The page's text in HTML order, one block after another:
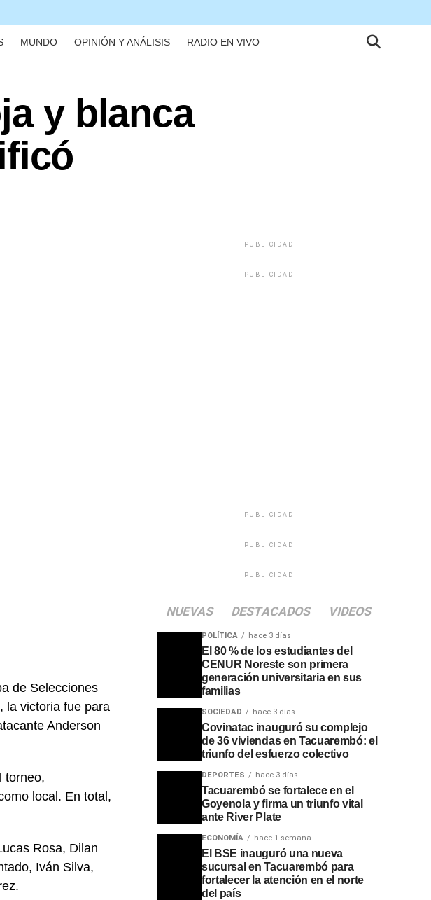
MUNDO OPINIÓN Y ANÁLISIS RADIO EN VIVO
y blanca
de Selecciones
la victoria fue para
Anderson
torneo,
local. En total,
Rosa, Dilan
Iván Silva,
PUBLICIDAD
PUBLICIDAD
PUBLICIDAD
PUBLICIDAD
PUBLICIDAD
NUEVAS DESTACADOS VIDEOS
POLÍTICA hace 3 días
El 80 % de los estudiantes del
CENUR Noreste son primera
generación universitaria en sus
familias
SOCIEDAD hace 3 días
Covinatac inauguró su complejo
de 36 viviendas en Tacuarembó: el
triunfo del esfuerzo colectivo
DEPORTES hace 3 días
Tacuarembó se fortalece en el
Goyenola y firma un triunfo vital
ante River Plate
ECONOMÍA hace 1 semana
El BSE inauguró una nueva
sucursal en Tacuarembó para
fortalecer la atención en el norte
del país